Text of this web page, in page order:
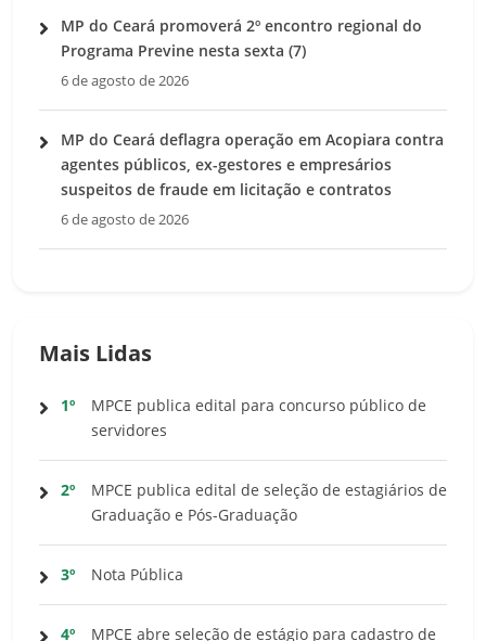
MP do Ceará promoverá 2º encontro regional do
Programa Previne nesta sexta (7)
6 de agosto de 2026
MP do Ceará deflagra operação em Acopiara contra
agentes públicos, ex-gestores e empresários
suspeitos de fraude em licitação e contratos
6 de agosto de 2026
Mais Lidas
1º
MPCE publica edital para concurso público de
servidores
2º
MPCE publica edital de seleção de estagiários de
Graduação e Pós-Graduação
3º Nota Pública
4º
MPCE abre seleção de estágio para cadastro de